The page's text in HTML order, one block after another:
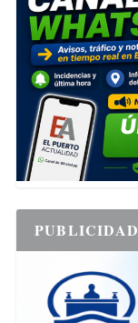
PUBLICIDAD